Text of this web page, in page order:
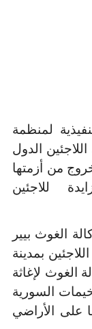
لمنظمة
الدول
من أزمتها
للاجئين
الغوث بيير
بمدينة
الغوث لإغاثة
السورية
على الأراضي